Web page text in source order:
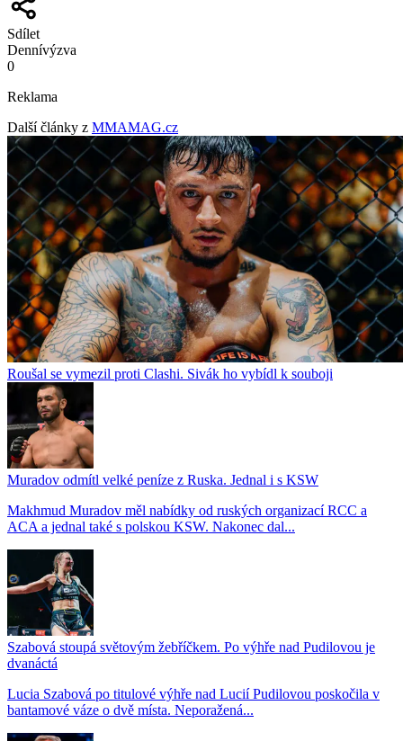
Sdílet
Dennívýzva
0
Reklama
Další články z MMAMAG.cz
Roušal se vymezil proti Clashi. Sivák ho vybídl k souboji
Muradov odmítl velké peníze z Ruska. Jednal i s KSW
Makhmud Muradov měl nabídky od ruských organizací RCC a
ACA a jednal také s polskou KSW. Nakonec dal...
Szabová stoupá světovým žebříčkem. Po výhře nad Pudilovou je
dvanáctá
Lucia Szabová po titulové výhře nad Lucií Pudilovou poskočila v
bantamové váze o dvě místa. Neporažená...